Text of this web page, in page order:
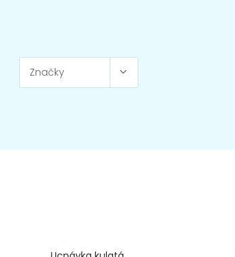
Značky